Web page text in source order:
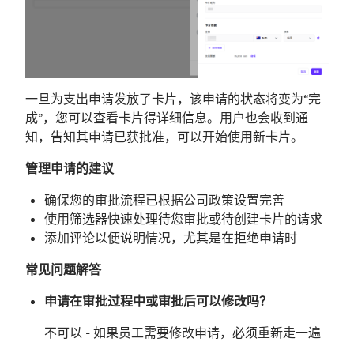
一旦为支出申请发放了卡片，该申请的状态将变为“完
成”，您可以查看卡片得详细信息。用户也会收到通
知，告知其申请已获批准，可以开始使用新卡片。
管理申请的建议
确保您的审批流程已根据公司政策设置完善
使用筛选器快速处理待您审批或待创建卡片的请求
添加评论以便说明情况，尤其是在拒绝申请时
常见问题解答
申请在审批过程中或审批后可以修改吗？
不可以 - 如果员工需要修改申请，必须重新走一遍